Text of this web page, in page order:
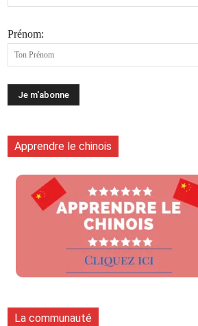
Prénom:
Apprendre le chinois
La communauté